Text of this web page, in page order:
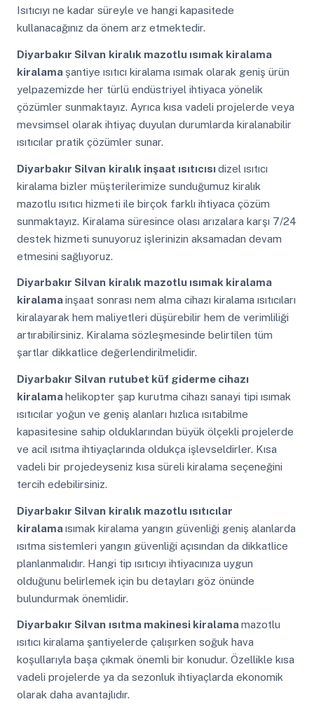
Isıtıcıyı ne kadar süreyle ve hangi kapasitede
kullanacağınız da önem arz etmektedir.
Diyarbakır Silvan kiralık mazotlu ısımak kiralama
kiralama şantiye ısıtıcı kiralama ısımak olarak geniş ürün
yelpazemizde her türlü endüstriyel ihtiyaca yönelik
çözümler sunmaktayız. Ayrıca kısa vadeli projelerde veya
mevsimsel olarak ihtiyaç duyulan durumlarda kiralanabilir
ısıtıcılar pratik çözümler sunar.
Diyarbakır Silvan kiralık inşaat ısıtıcısıdizel ısıtıcı
kiralama bizler müşterilerimize sunduğumuz kiralık
mazotlu ısıtıcı hizmeti ile birçok farklı ihtiyaca çözüm
sunmaktayız. Kiralama süresince olası arızalara karşı 7/24
destek hizmeti sunuyoruz işlerinizin aksamadan devam
etmesini sağlıyoruz.
Diyarbakır Silvan kiralık mazotlu ısımak kiralama
kiralamainşaat sonrası nem alma cihazı kiralama ısıtıcıları
kiralayarak hem maliyetleri düşürebilir hem de verimliliği
artırabilirsiniz. Kiralama sözleşmesinde belirtilen tüm
şartlar dikkatlice değerlendirilmelidir.
Diyarbakır Silvan rutubet küf giderme cihazı
kiralamahelikopter şap kurutma cihazı sanayi tipi ısımak
ısıtıcılar yoğun ve geniş alanları hızlıca ısıtabilme
kapasitesine sahip olduklarından büyük ölçekli projelerde
ve acil ısıtma ihtiyaçlarında oldukça işlevseldirler. Kısa
vadeli bir projedeyseniz kısa süreli kiralama seçeneğini
tercih edebilirsiniz.
Diyarbakır Silvan kiralık mazotlu ısıtıcılar
kiralamaısımak kiralama yangın güvenliği geniş alanlarda
ısıtma sistemleri yangın güvenliği açısından da dikkatlice
planlanmalıdır. Hangi tip ısıtıcıyı ihtiyacınıza uygun
olduğunu belirlemek için bu detayları göz önünde
bulundurmak önemlidir.
Diyarbakır Silvan ısıtma makinesi kiralamamazotlu
ısıtıcı kiralama şantiyelerde çalışırken soğuk hava
koşullarıyla başa çıkmak önemli bir konudur. Özellikle kısa
vadeli projelerde ya da sezonluk ihtiyaçlarda ekonomik
olarak daha avantajlıdır.